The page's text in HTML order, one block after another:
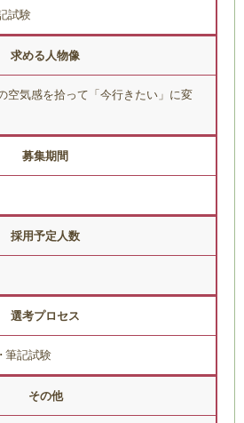
試験
求める人物像
空気感を拾って「今行きたい」に変
募集期間
採用予定人数
選考プロセス
筆記試験
その他